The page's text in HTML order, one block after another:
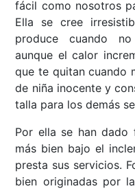
fácil como nosotros
Ella se cree
produce cuando
aunque el calor
que te quitan cuando
de niña inocente y
talla para los demás
Por ella se han
más bien bajo el
presta sus servicios.
bien originadas por